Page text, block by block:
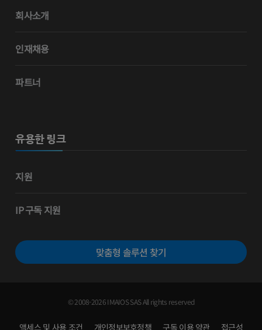
회사소개
인재채용
파트너
유용한 링크
지원
IP 구독 지원
맞춤형 솔루션 찾기
© 2008-2026 IMAIOS SAS All rights reserved
액세스 및 사용 조건 개인정보보호정책 구독 이용 약관 접근성